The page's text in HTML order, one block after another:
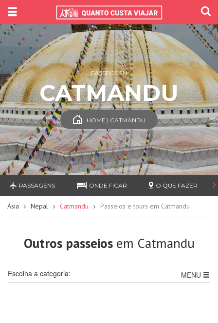
PASSEIOS EM
CATMANDU
HOME | CATMANDU
PASSAGENS ONDE FICAR O QUE FAZER
Ásia Nepal Catmandu Passeios e tours em Catmandu
Outros passeiosem Catmandu
MENU
Escolha a categoria: